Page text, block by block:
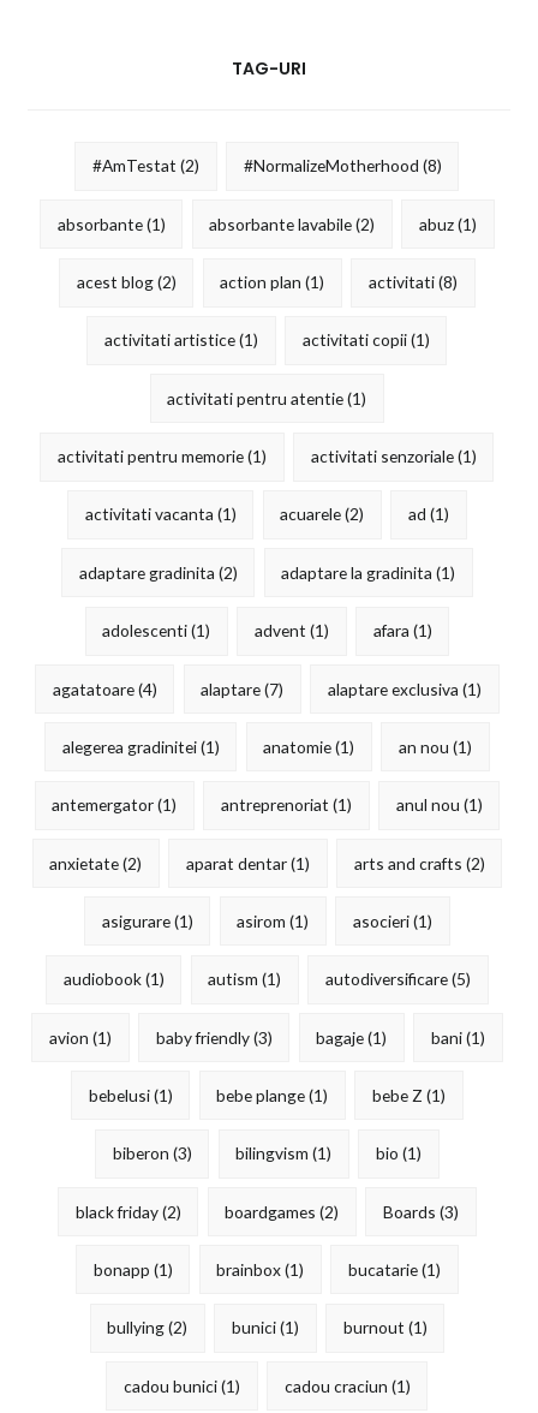
TAG-URI
#AmTestat (2) #NormalizeMotherhood (8)
absorbante(1) absorbante lavabile(2) abuz(1)
acest blog(2) action plan (1) activitati(8)
activitati artistice(1) activitati copii(1)
activitati pentru atentie(1)
activitati pentru memorie(1) activitati senzoriale(1)
activitati vacanta (1) acuarele(2) ad (1)
adaptare gradinita (2) adaptare la gradinita (1)
adolescenti(1) advent (1) afara (1)
agatatoare(4) alaptare(7) alaptare exclusiva (1)
alegerea gradinitei(1) anatomie(1) an nou (1)
antemergator(1) antreprenoriat (1) anul nou (1)
anxietate(2) aparat dentar(1) arts and crafts (2)
asigurare(1) asirom (1) asocieri(1)
audiobook(1) autism (1) autodiversificare(5)
avion (1) baby friendly(3) bagaje(1) bani(1)
bebelusi(1) bebe plange(1) bebe Z (1)
biberon (3) bilingvism (1) bio (1)
black friday(2) boardgames (2) Boards (3)
bonapp (1) brainbox(1) bucatarie(1)
bullying(2) bunici(1) burnout (1)
cadou bunici(1) cadou craciun (1)